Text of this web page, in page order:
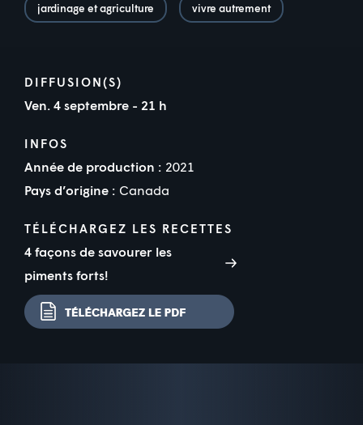
jardinage et agriculture vivre autrement
DIFFUSION(S)
Ven. 4 septembre - 21 h
INFOS
Année de production : 2021
Pays d’origine : Canada
TÉLÉCHARGEZ LES RECETTES
4 façons de savourer les
piments forts!